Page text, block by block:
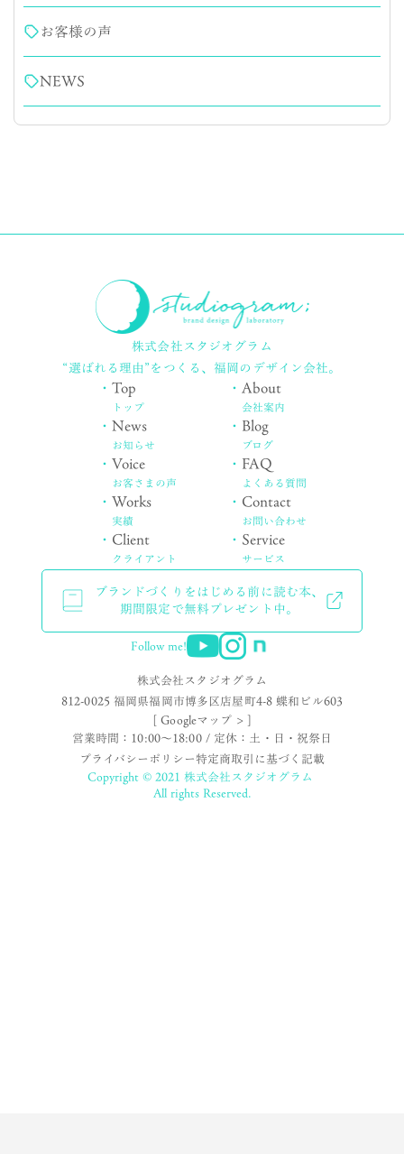
お客様の声
NEWS
株式会社スタジオグラム
“選ばれる理由”をつくる、福岡のデザイン会社。
・Top
トップ
・News
お知らせ
・Voice
お客さまの声
・Works
実績
・ Client
クライアント
・About
会社案内
・ Blog
ブログ
・ FAQ
よくある質問
・ Contact
お問い合わせ
・ Service
サービス
ブランドづくりをはじめる前に読む本、
期間限定で無料プレゼント中。
Follow me!
株式会社スタジオグラム
812-0025 福岡県福岡市博多区店屋町4-8 蝶和ビル603
[ Googleマップ > ]
営業時間：10:00〜18:00 / 定休：土・日・祝祭日
プライバシーポリシー特定商取引に基づく記載
Copyright © 2021 株式会社スタジオグラム
All rights Reserved.